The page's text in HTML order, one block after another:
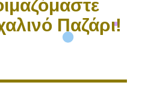
Παζάρι!